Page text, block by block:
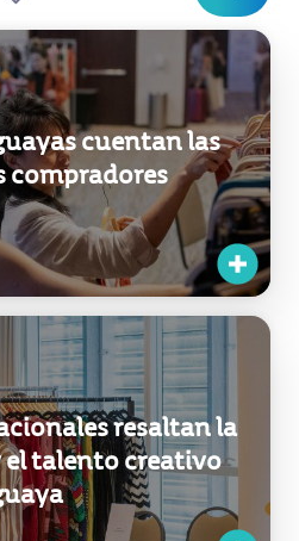
cuentan las
compradores
resaltan la
talento creativo